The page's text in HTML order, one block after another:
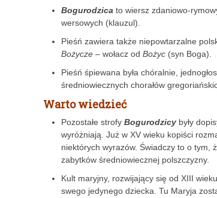
Bogurodzica to wiersz zdaniowo-
wersowych (klauzul).
Pieśń zawiera także niepowtarzalne
Bożycze – wołacz od Bożyc (syn Boga).
Pieśń śpiewana była chóralnie,
średniowiecznych chorałów
Warto wiedzieć
Pozostałe strofy Bogurodzicy były
wyróżniają. Już w XV wieku kopiści
niektórych wyrazów. Świadczy to o tym,
zabytków średniowiecznej polszczyzny.
Kult maryjny, rozwijający się od XIII
swego jedynego dziecka. Tu Maryja